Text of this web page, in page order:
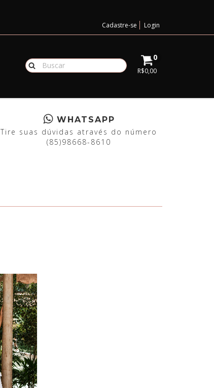
Cadastre-se Login
0
R$0,00
WHATSAPP
Tire suas dúvidas através do número
(85)98668-8610